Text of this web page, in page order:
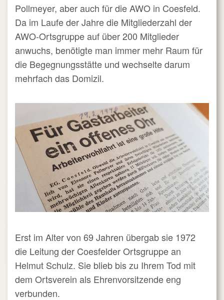
Pollmeyer, aber auch für die AWO in Coesfeld.
Da im Laufe der Jahre die Mitgliederzahl der
AWO-Ortsgruppe auf über 200 Mitglieder
anwuchs, benötigte man immer mehr Raum für
die Begegnungsstätte und wechselte darum
mehrfach das Domizil.
Erst im Alter von 69 Jahren übergab sie 1972
die Leitung der Coesfelder Ortsgruppe an
Helmut Schulz. Sie blieb bis zu Ihrem Tod mit
dem Ortsverein als Ehrenvorsitzende eng
verbunden.